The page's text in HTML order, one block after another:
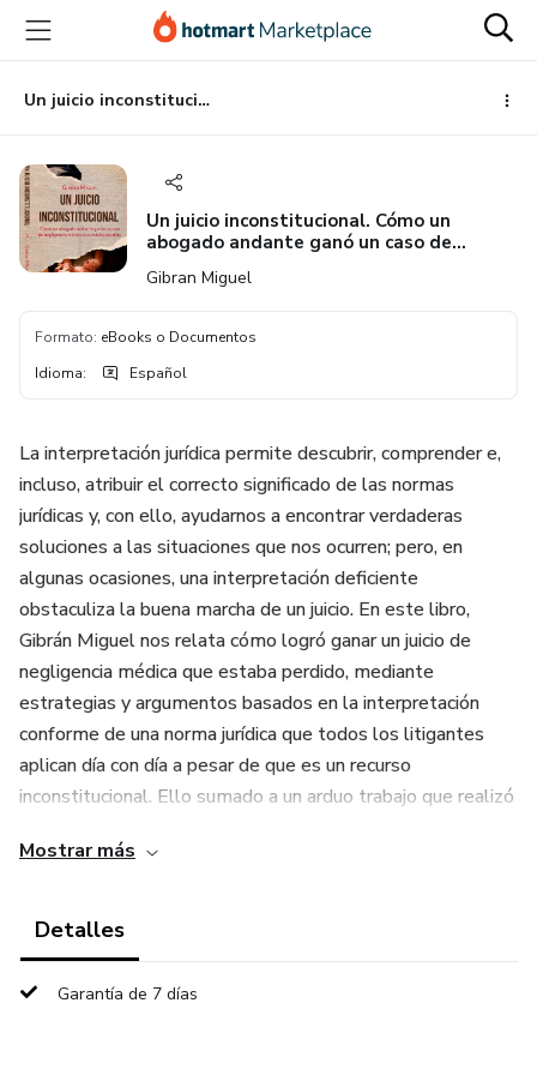
principal
página
de
página
Un juicio inconstitucional. Cómo un abogado andante ganó un caso de negligencia médica que estaba perdido
Un juicio inconstitucional. Cómo un
abogado andante ganó un caso de
Gibran Miguel
Formato: eBooks o Documentos
Idioma: Español
La interpretación jurídica permite descubrir, comprender e,
incluso, atribuir el correcto significado de las normas
jurídicas y, con ello, ayudarnos a encontrar verdaderas
soluciones a las situaciones que nos ocurren; pero, en
algunas ocasiones, una interpretación deficiente
obstaculiza la buena marcha de un juicio. En este libro,
Gibrán Miguel nos relata cómo logró ganar un juicio de
negligencia médica que estaba perdido, mediante
estrategias y argumentos basados en la interpretación
conforme de una norma jurídica que todos los litigantes
aplican día con día a pesar de que es un recurso
inconstitucional. Ello sumado a un arduo trabajo que realizó
Litigio Civil y Constitucional. Adéntrate a descubrir una
encontrar nuevas estrategias y argumentos para que
Mostrar más
Detalles
Garantía de 7 días